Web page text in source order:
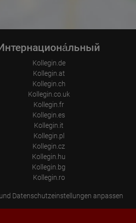
Kollegin.de
Kollegin.at
Kollegin.ch
Kollegin.co.uk
Kollegin.fr
Kollegin.es
Kollegin.it
Kollegin.pl
Kollegin.cz
Kollegin.hu
Kollegin.bg
Kollegin.ro
Datenschutzeinstellungen anpassen